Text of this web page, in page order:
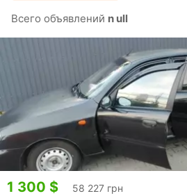
Всего объявлений n ull
1 300 $ 58 227 грн